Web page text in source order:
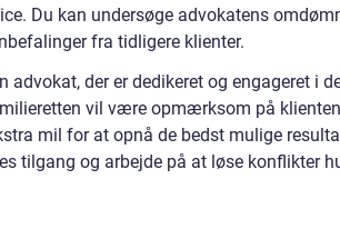
Du kan undersøge advokatens
fra tidligere klienter.
advokat, der er dedikeret og engageret i
vil være opmærksom på
mil for at opnå de bedst mulige
tilgang og arbejde på at løse konflikter